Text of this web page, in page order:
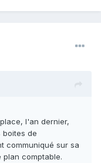
l'an dernier,
boites de
communiqué sur sa
comptable.